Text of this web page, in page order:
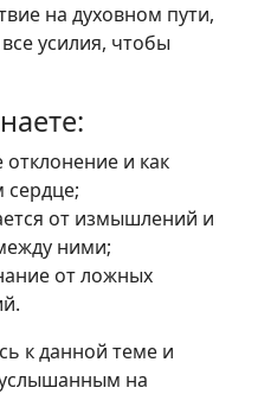
на духовном пути,
усилия, чтобы
и как
сердце;
от измышлений и
ними;
от ложных
к данной теме и
на